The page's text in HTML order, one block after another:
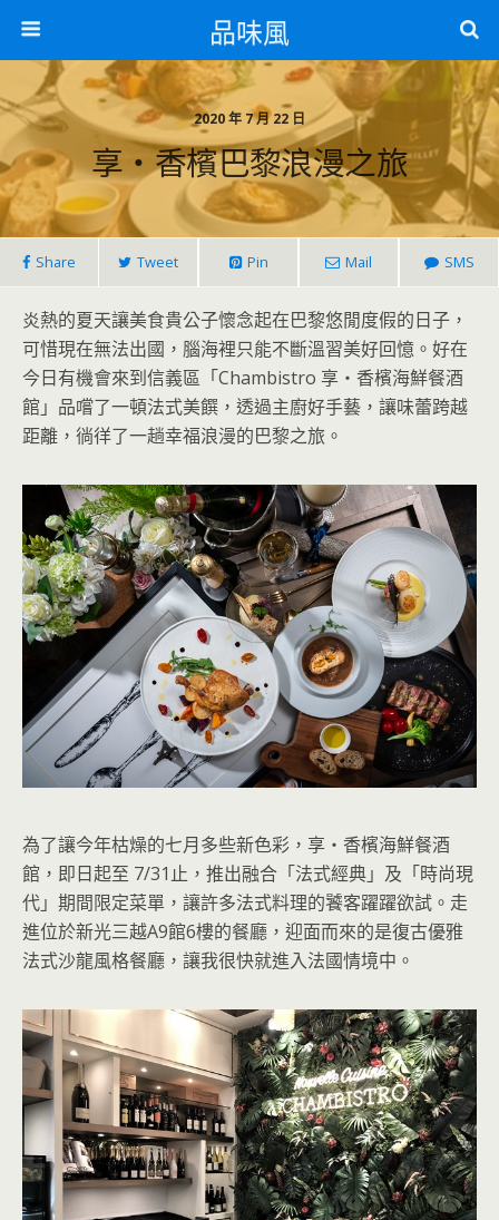
品味風
2020 年 7 月 22 日
享‧香檳巴黎浪漫之旅
Share Tweet Pin Mail SMS
炎熱的夏天讓美食貴公子懷念起在巴黎悠閒度假的日子，
可惜現在無法出國，腦海裡只能不斷溫習美好回憶。好在
今日有機會來到信義區「Chambistro 享‧香檳海鮮餐酒
館」品嚐了一頓法式美饌，透過主廚好手藝，讓味蕾跨越
距離，徜徉了一趟幸福浪漫的巴黎之旅。
為了讓今年枯燥的七月多些新色彩，享‧香檳海鮮餐酒
館，即日起至 7/31止，推出融合「法式經典」及「時尚現
代」期間限定菜單，讓許多法式料理的饕客躍躍欲試。走
進位於新光三越A9館6樓的餐廳，迎面而來的是復古優雅
法式沙龍風格餐廳，讓我很快就進入法國情境中。